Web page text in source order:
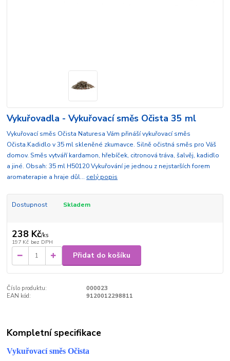
Vykuřovadla - Vykuřovací směs Očista 35 ml
Vykuřovací směs Očista Naturesa Vám přináší vykuřovací směs
Očista.Kadidlo v 35 ml skleněné zkumavce. Silně očistná směs pro Váš
domov. Směs vytváří kardamon, hřebíček, citronová tráva, šalvěj, kadidlo
a jiné. Obsah: 35 ml H50120 Vykuřování je jednou z nejstarších forem
aromaterapie a hraje důl... celý popis
Dostupnost Skladem
238 Kč/ks
197 Kč bez DPH
Přidat do košíku
Číslo produktu:
000023
EAN kód:
9120012298811
Kompletní specifikace
Vykuřovací směs Očista